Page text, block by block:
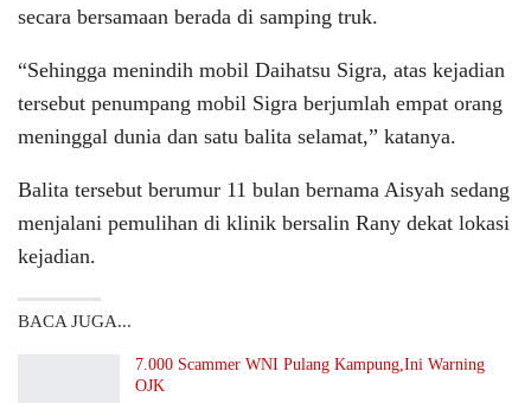
secara bersamaan berada di samping truk.
“Sehingga menindih mobil Daihatsu Sigra, atas kejadian
tersebut penumpang mobil Sigra berjumlah empat orang
meninggal dunia dan satu balita selamat,” katanya.
Balita tersebut berumur 11 bulan bernama Aisyah sedang
menjalani pemulihan di klinik bersalin Rany dekat lokasi
kejadian.
BACA JUGA...
7.000 Scammer WNI Pulang Kampung,Ini Warning
OJK